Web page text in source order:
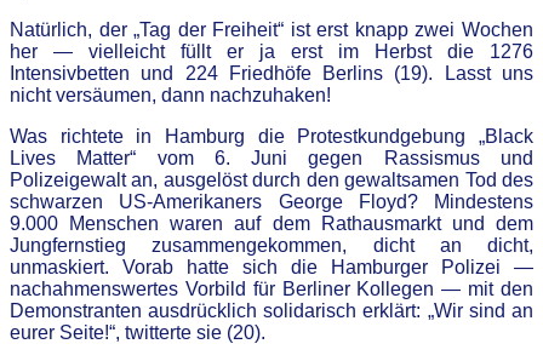
Natürlich, der „Tag der Freiheit“ ist erst knapp zwei Wochen
her — vielleicht füllt er ja erst im Herbst die 1276
Intensivbetten und 224 Friedhöfe Berlins (19). Lasst uns
nicht versäumen, dann nachzuhaken!
Was richtete in Hamburg die Protestkundgebung „Black
Lives Matter“ vom 6. Juni gegen Rassismus und
Polizeigewalt an, ausgelöst durch den gewaltsamen Tod des
schwarzen US-Amerikaners George Floyd? Mindestens
9.000 Menschen waren auf dem Rathausmarkt und dem
Jungfernstieg zusammengekommen, dicht an dicht,
unmaskiert. Vorab hatte sich die Hamburger Polizei —
nachahmenswertes Vorbild für Berliner Kollegen — mit den
Demonstranten ausdrücklich solidarisch erklärt: „Wir sind an
eurer Seite!“, twitterte sie (20).